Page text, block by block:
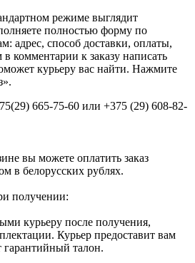
режиме выглядит
полностью форму по
адрес, способ доставки, оплаты,
комментарии к заказу написать
курьеру вас найти. Нажмите
665-75-60 или +375 (29) 608-82-
вы можете оплатить заказ
в белорусских рублях.
получении:
курьеру после получения,
Курьер предоставит вам
талон.